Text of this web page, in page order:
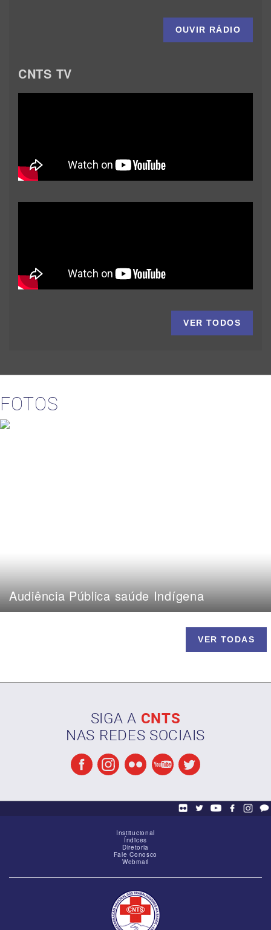
OUVIR RÁDIO
CNTS TV
VER TODOS
FOTOS
Audiência Pública saúde Indígena
VER TODAS
SIGA A CNTS
NAS REDES SOCIAIS
Institucional
Índices
Diretoria
Fale Conosco
Webmail